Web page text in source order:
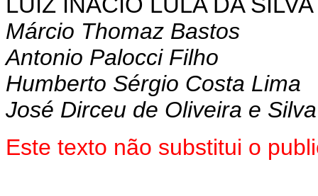
Márcio Thomaz Bastos
Antonio Palocci Filho
Humberto Sérgio Costa Lima
José Dirceu de Oliveira e Silva
Este texto não substitui o